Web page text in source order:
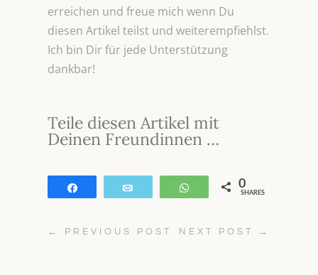
erreichen und freue mich wenn Du
diesen Artikel teilst und weiterempfiehlst.
Ich bin Dir für jede Unterstützung
dankbar!
Teile diesen Artikel mit
Deinen Freundinnen …
WhatsApp
0
SHARES
← PREVIOUS POST NEXT POST →